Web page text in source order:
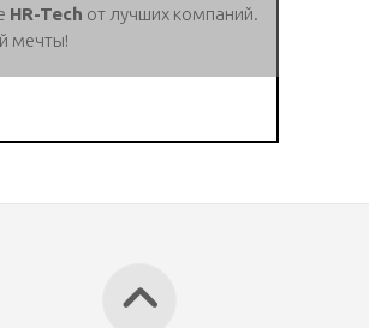
HR-Tech от лучших компаний.
мечты!